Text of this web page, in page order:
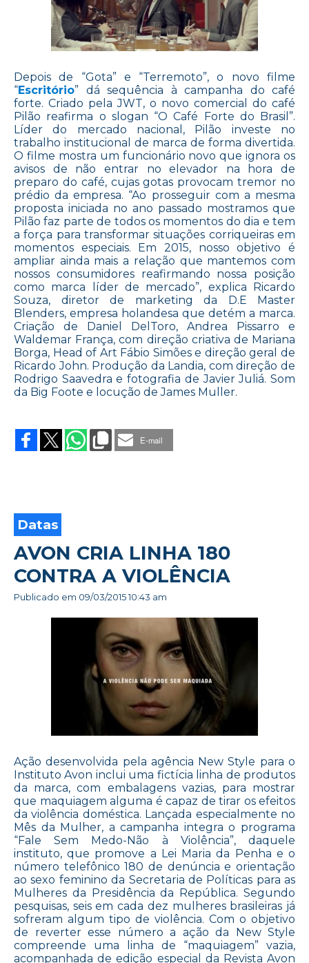
Depois de “Gota” e “Terremoto”, o novo filme
“Escritório” dá sequência à campanha do café
forte. Criado pela JWT, o novo comercial do café
Pilão reafirma o slogan “O Café Forte do Brasil”.
Líder do mercado nacional, Pilão investe no
trabalho institucional de marca de forma divertida.
O filme mostra um funcionário novo que ignora os
avisos de não entrar no elevador na hora de
preparo do café, cujas gotas provocam tremor no
prédio da empresa. “Ao prosseguir com a mesma
proposta iniciada no ano passado mostramos que
Pilão faz parte de todos os momentos do dia e tem
a força para transformar situações corriqueiras em
momentos especiais. Em 2015, nosso objetivo é
ampliar ainda mais a relação que mantemos com
nossos consumidores reafirmando nossa posição
como marca líder de mercado”, explica Ricardo
Souza, diretor de marketing da D.E Master
Blenders, empresa holandesa que detém a marca.
Criação de Daniel DelToro, Andrea Pissarro e
Waldemar França, com direção criativa de Mariana
Borga, Head of Art Fábio Simões e direção geral de
Ricardo John. Produção da Landia, com direção de
Rodrigo Saavedra e fotografia de Javier Juliá. Som
da Big Foote e locução de James Muller.
DO
CAFÉ.
E-mail
Datas
AVON CRIA LINHA 180
CONTRA A VIOLÊNCIA
Publicado em 09/03/2015 10:43 am
Ação desenvolvida pela agência New Style para o
Instituto Avon inclui uma fictícia linha de produtos
da marca, com embalagens vazias, para mostrar
que maquiagem alguma é capaz de tirar os efeitos
da violência doméstica. Lançada especialmente no
Mês da Mulher, a campanha integra o programa
“Fale Sem Medo-Não à Violência”, daquele
instituto, que promove a Lei Maria da Penha e o
número telefônico 180 de denúncia e orientação
ao sexo feminino da Secretaria de Políticas para as
Mulheres da Presidência da República. Segundo
pesquisas, seis em cada dez mulheres brasileiras já
sofreram algum tipo de violência. Com o objetivo
de reverter esse número a ação da New Style
compreende uma linha de “maquiagem” vazia,
acompanhada de edição especial da Revista Avon